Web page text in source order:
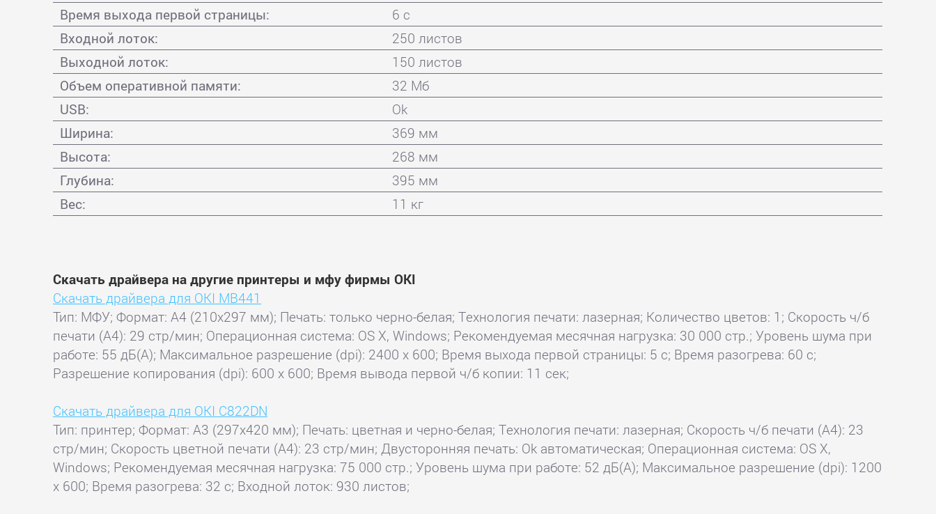
Время выхода первой страницы:
6 с
Входной лоток:
250 листов
Выходной лоток:
150 листов
Объем оперативной памяти:
32 Мб
USB:
Ok
Ширина:
369 мм
Высота:
268 мм
Глубина:
395 мм
Вес:
11 кг
Скачать драйвера на другие принтеры и мфу фирмы OKI
Скачать драйвера для OKI MB441
Тип: МФУ; Формат: A4 (210x297 мм); Печать: только черно-белая; Технология печати: лазерная; Количество цветов: 1; Скорость ч/б
печати (А4): 29 стр/мин; Операционная система: OS X, Windows; Рекомендуемая месячная нагрузка: 30 000 стр.; Уровень шума при
работе: 55 дБ(А); Максимальное разрешение (dpi): 2400 x 600; Время выхода первой страницы: 5 с; Время разогрева: 60 с;
Разрешение копирования (dpi): 600 x 600; Время вывода первой ч/б копии: 11 сек;
Скачать драйвера для OKI C822DN
Тип: принтер; Формат: A3 (297x420 мм); Печать: цветная и черно-белая; Технология печати: лазерная; Скорость ч/б печати (А4): 23
стр/мин; Скорость цветной печати (А4): 23 стр/мин; Двусторонняя печать: Ok автоматическая; Операционная система: OS X,
Windows; Рекомендуемая месячная нагрузка: 75 000 стр.; Уровень шума при работе: 52 дБ(А); Максимальное разрешение (dpi): 1200
x 600; Время разогрева: 32 с; Входной лоток: 930 листов;